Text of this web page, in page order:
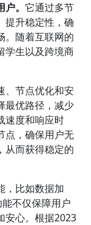
。 它通过多节
提升稳定性，确
。随着互联网的
学生以及跨境商
、节点优化和安
最优路径，减少
速度和响应时
点，确保用户无
从而获得稳定的
，比如数据加
不仅保障用户
安心。根据2023